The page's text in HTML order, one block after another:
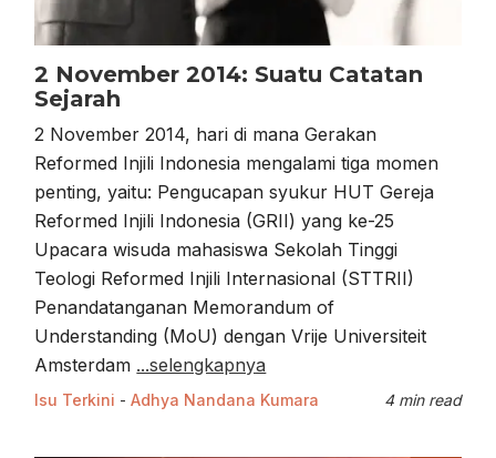
2 November 2014: Suatu Catatan
Sejarah
2 November 2014, hari di mana Gerakan
Reformed Injili Indonesia mengalami tiga momen
penting, yaitu: Pengucapan syukur HUT Gereja
Reformed Injili Indonesia (GRII) yang ke-25
Upacara wisuda mahasiswa Sekolah Tinggi
Teologi Reformed Injili Internasional (STTRII)
Penandatanganan Memorandum of
Understanding (MoU) dengan Vrije Universiteit
Amsterdam ...selengkapnya
Isu Terkini -Adhya Nandana Kumara 4 min read